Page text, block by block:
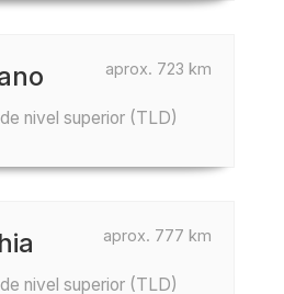
aprox. 723 km
nivel superior (TLD)
aprox. 777 km
nivel superior (TLD)